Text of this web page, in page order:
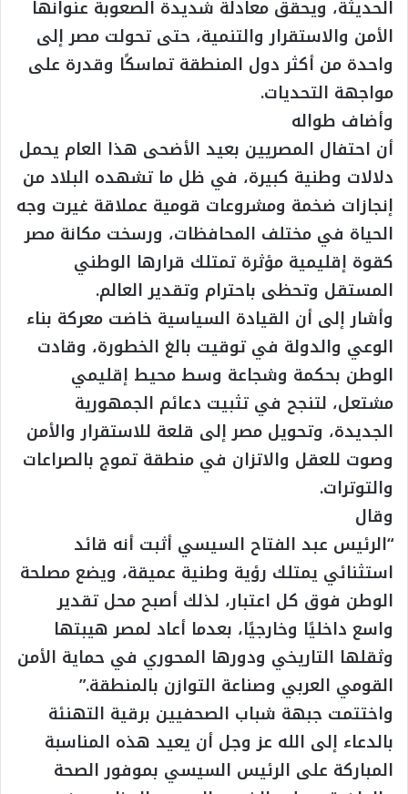
الحديثة، ويحقق معادلة شديدة الصعوبة عنوانها
الأمن والاستقرار والتنمية، حتى تحولت مصر إلى
واحدة من أكثر دول المنطقة تماسكًا وقدرة على
مواجهة التحديات.
وأضاف طواله
أن احتفال المصريين بعيد الأضحى هذا العام يحمل
دلالات وطنية كبيرة، في ظل ما تشهده البلاد من
إنجازات ضخمة ومشروعات قومية عملاقة غيرت وجه
الحياة في مختلف المحافظات، ورسخت مكانة مصر
كقوة إقليمية مؤثرة تمتلك قرارها الوطني
المستقل وتحظى باحترام وتقدير العالم.
وأشار إلى أن القيادة السياسية خاضت معركة بناء
الوعي والدولة في توقيت بالغ الخطورة، وقادت
الوطن بحكمة وشجاعة وسط محيط إقليمي
مشتعل، لتنجح في تثبيت دعائم الجمهورية
الجديدة، وتحويل مصر إلى قلعة للاستقرار والأمن
وصوت للعقل والاتزان في منطقة تموج بالصراعات
والتوترات.
وقال
“الرئيس عبد الفتاح السيسي أثبت أنه قائد
استثنائي يمتلك رؤية وطنية عميقة، ويضع مصلحة
الوطن فوق كل اعتبار، لذلك أصبح محل تقدير
واسع داخليًا وخارجيًا، بعدما أعاد لمصر هيبتها
وثقلها التاريخي ودورها المحوري في حماية الأمن
القومي العربي وصناعة التوازن بالمنطقة.”
واختتمت جبهة شباب الصحفيين برقية التهنئة
بالدعاء إلى الله عز وجل أن يعيد هذه المناسبة
المباركة على الرئيس السيسي بموفور الصحة